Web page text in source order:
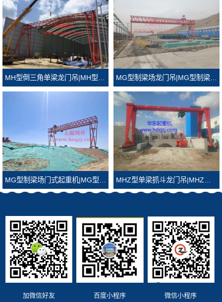
MH型倒三角单梁龙门吊|MH型倒三角龙门吊 MG型制梁场龙门吊|MG型制梁场门式起重机
MHZ型单梁抓斗龙门吊|MHZ型抓斗龙门吊
加微信好友 百度小程序 微信小程序